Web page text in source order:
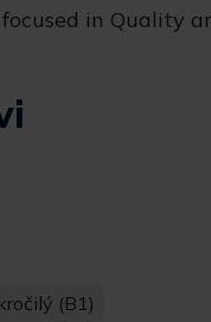
in Quality
(B1)